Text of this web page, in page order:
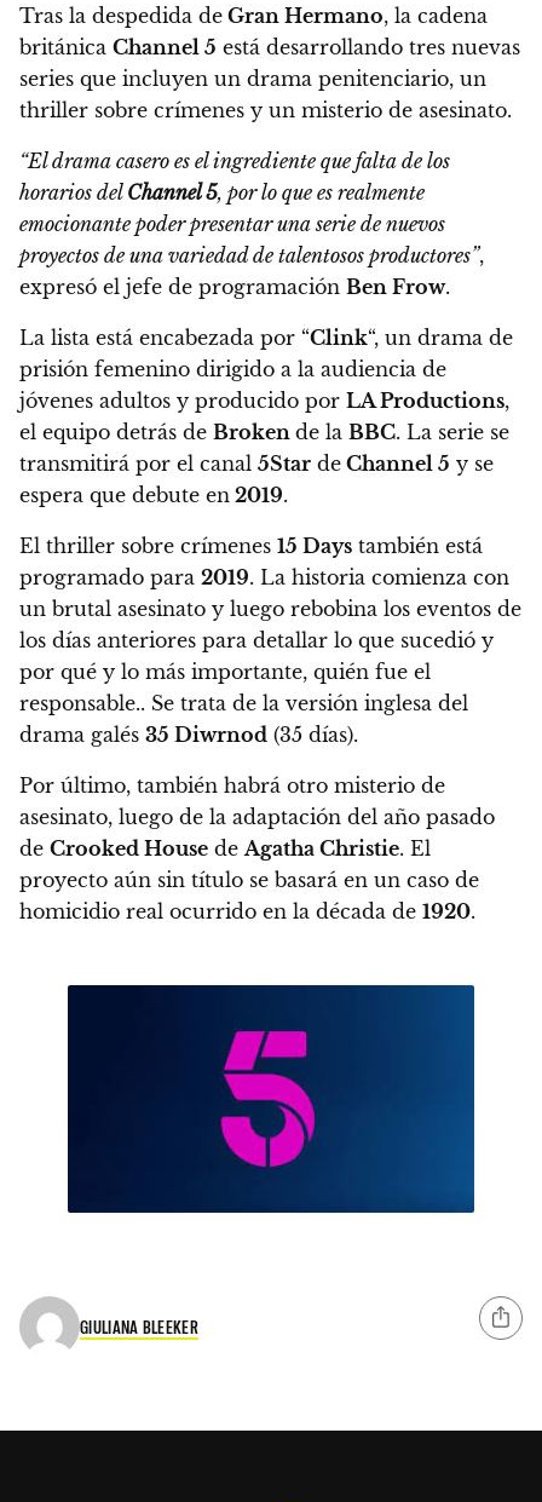
Tras la despedida de Gran Hermano, la cadena
británica Channel 5 está desarrollando tres nuevas
series que incluyen un drama penitenciario, un
thriller sobre crímenes y un misterio de asesinato.
“El drama casero es el ingrediente que falta de los
horarios del Channel 5, por lo que es realmente
emocionante poder presentar una serie de nuevos
proyectos de una variedad de talentosos productores”,
expresó el jefe de programación Ben Frow.
La lista está encabezada por “Clink“, un drama de
prisión femenino dirigido a la audiencia de
jóvenes adultos y producido por LA Productions,
el equipo detrás de Broken de la BBC. La serie se
transmitirá por el canal 5Star de Channel 5 y se
espera que debute en 2019.
El thriller sobre crímenes 15 Days también está
programado para 2019. La historia comienza con
un brutal asesinato y luego rebobina los eventos de
los días anteriores para detallar lo que sucedió y
por qué y lo más importante, quién fue el
responsable.. Se trata de la versión inglesa del
drama galés 35 Diwrnod (35 días).
Por último, también habrá otro misterio de
asesinato, luego de la adaptación del año pasado
de Crooked House de Agatha Christie. El
proyecto aún sin título se basará en un caso de
homicidio real ocurrido en la década de 1920.
GIULIANA BLEEKER